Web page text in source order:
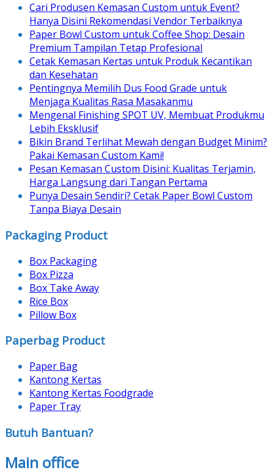
Cari Produsen Kemasan Custom untuk Event?
Hanya Disini Rekomendasi Vendor Terbaiknya
Paper Bowl Custom untuk Coffee Shop: Desain
Premium Tampilan Tetap Profesional
Cetak Kemasan Kertas untuk Produk Kecantikan
dan Kesehatan
Pentingnya Memilih Dus Food Grade untuk
Menjaga Kualitas Rasa Masakanmu
Mengenal Finishing SPOT UV, Membuat Produkmu
Lebih Eksklusif
Bikin Brand Terlihat Mewah dengan Budget Minim?
Pakai Kemasan Custom Kami!
Pesan Kemasan Custom Disini: Kualitas Terjamin,
Harga Langsung dari Tangan Pertama
Punya Desain Sendiri? Cetak Paper Bowl Custom
Tanpa Biaya Desain
Packaging Product
Box Packaging
Box Pizza
Box Take Away
Rice Box
Pillow Box
Paperbag Product
Paper Bag
Kantong Kertas
Kantong Kertas Foodgrade
Paper Tray
Butuh Bantuan?
Main office